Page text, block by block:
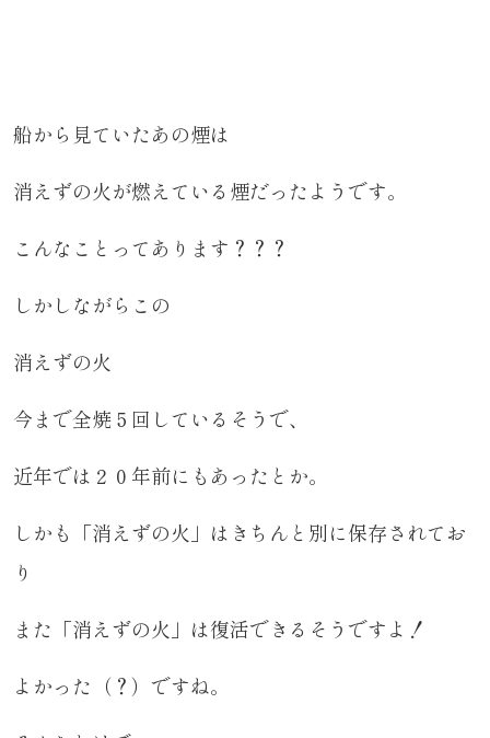
船から見ていたあの煙は
消えずの火が燃えている煙だったようです。
こんなことってあります？？？
しかしながらこの
消えずの火
今まで全焼５回しているそうで、
近年では２０年前にもあったとか。
しかも「消えずの火」はきちんと別に保存されてお
り
また「消えずの火」は復活できるそうですよ！
よかった（？）ですね。